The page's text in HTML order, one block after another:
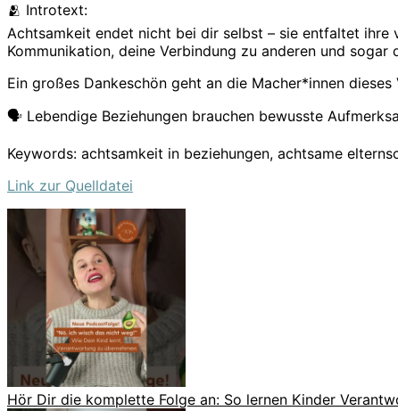
🫂 Introtext:
Achtsamkeit endet nicht bei dir selbst – sie entfaltet ihre
Kommunikation, deine Verbindung zu anderen und
Ein großes Dankeschön geht an die Macher*innen
🗣️ Lebendige Beziehungen brauchen bewusste
Keywords: achtsamkeit in beziehungen, achtsame
Link zur Quelldatei
Hör Dir die komplette Folge an: So lernen Kinder